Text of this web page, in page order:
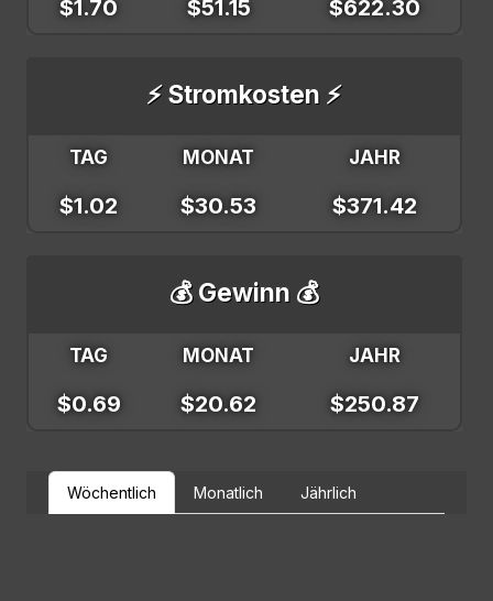
$1.70 $51.15 $622.30
⚡ Stromkosten ⚡
TAG MONAT JAHR
$1.02 $30.53 $371.42
💰 Gewinn 💰
TAG MONAT JAHR
$0.69 $20.62 $250.87
Wöchentlich Monatlich Jährlich